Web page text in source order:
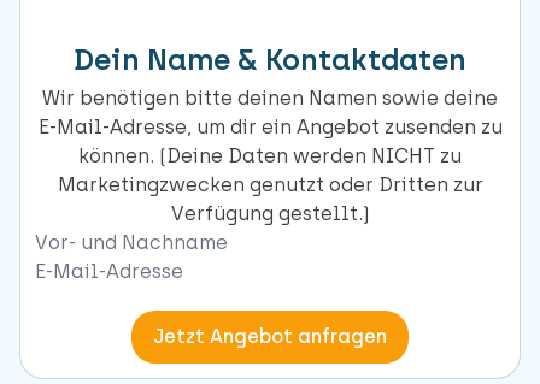
Dein Name & Kontaktdaten
Wir benötigen bitte deinen Namen sowie deine
E-Mail-Adresse, um dir ein Angebot zusenden zu
können. (Deine Daten werden NICHT zu
Marketingzwecken genutzt oder Dritten zur
Verfügung gestellt.)
Naam
Email
Jetzt Angebot anfragen